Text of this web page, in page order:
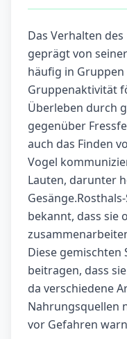
Das Verhalten
geprägt von
häufig in
Gruppenaktivität
Überleben durch
gegenüber
auch das Finden
Vogel
Lauten, darunter
bekannt, dass sie
Diese gemischten
beitragen, dass
da verschiedene
Nahrungsquellen
vor Gefahren